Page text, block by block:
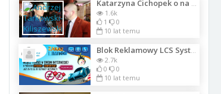
1.6k
1
0
10 lat temu
Blok Reklamowy LCS Systemy
2.7k
0
0
10 lat temu